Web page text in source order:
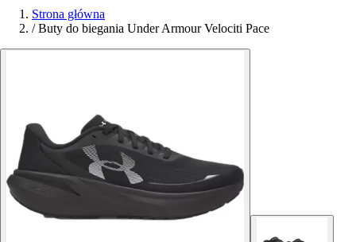
Strona główna
/ Buty do biegania Under Armour Velociti Pace